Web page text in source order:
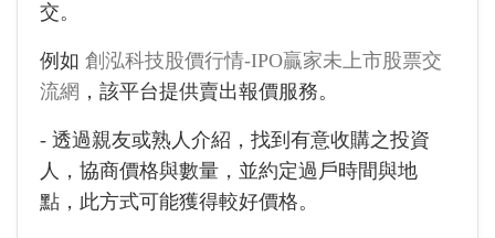
交。
例如 創泓科技股價行情-IPO贏家未上市股票交
流網 ，該平台提供賣出報價服務。
- 透過親友或熟人介紹，找到有意收購之投資
人，協商價格與數量，並約定過戶時間與地
點，此方式可能獲得較好價格。